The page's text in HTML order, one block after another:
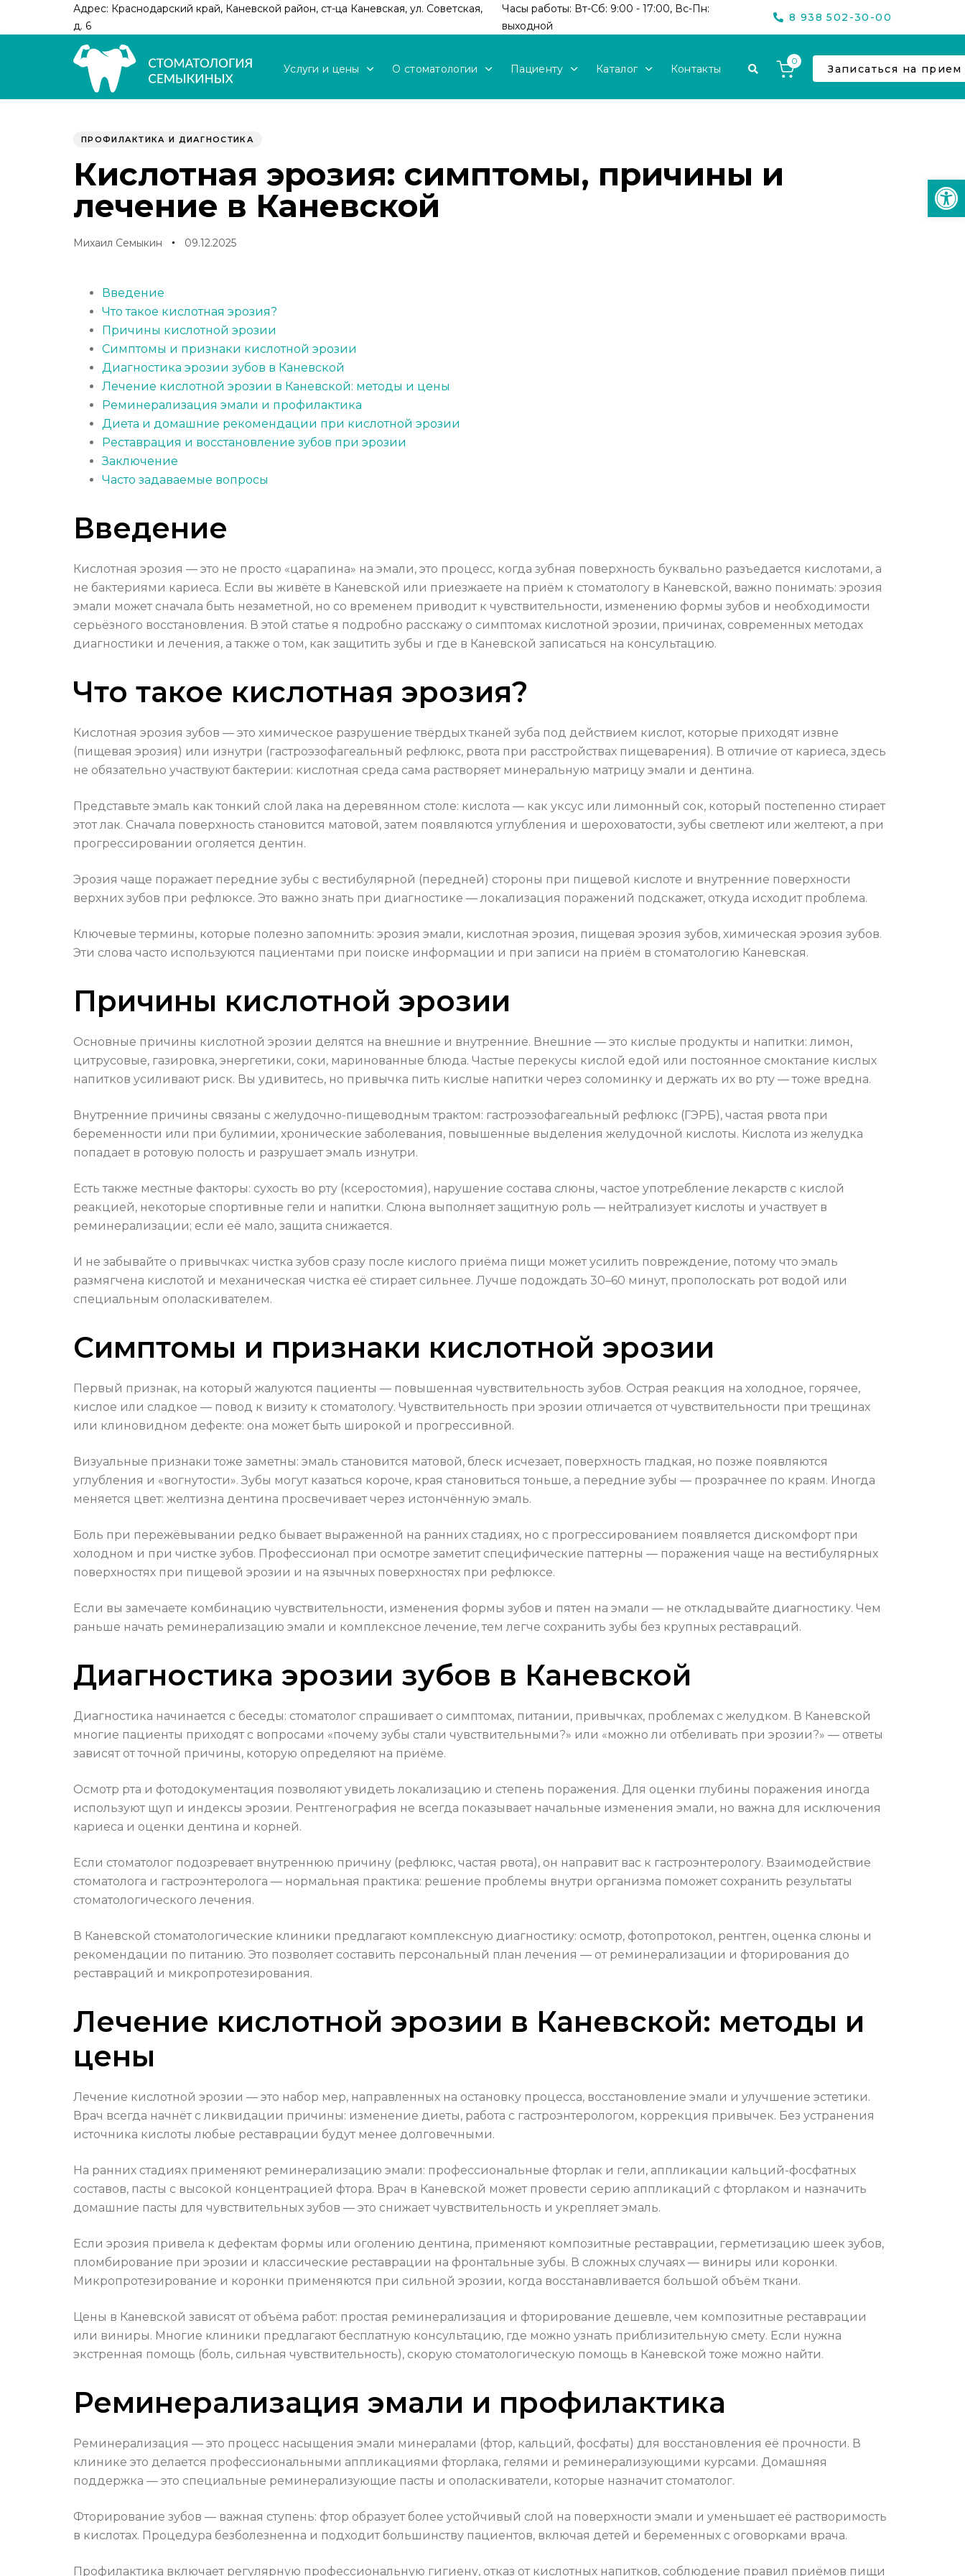
Адрес: Краснодарский край, Каневской район, ст-ца Каневская, ул. Советская,
д. 6
Часы работы: Вт-Сб: 9:00 - 17:00, Вс-Пн:
выходной
8 938 502-30-00
Услуги и цены О стоматологии Пациенту Каталог Контакты
0
Записаться на прием
ПРОФИЛАКТИКА И ДИАГНОСТИКА
Кислотная эрозия: симптомы, причины и
лечение в Каневской
Михаил Семыкин 09.12.2025
Введение
Что такое кислотная эрозия?
Причины кислотной эрозии
Симптомы и признаки кислотной эрозии
Диагностика эрозии зубов в Каневской
Лечение кислотной эрозии в Каневской: методы и цены
Реминерализация эмали и профилактика
Диета и домашние рекомендации при кислотной эрозии
Реставрация и восстановление зубов при эрозии
Заключение
Часто задаваемые вопросы
Введение
Кислотная эрозия — это не просто «царапина» на эмали, это процесс, когда зубная поверхность буквально разъедается кислотами, а
не бактериями кариеса. Если вы живёте в Каневской или приезжаете на приём к стоматологу в Каневской, важно понимать: эрозия
эмали может сначала быть незаметной, но со временем приводит к чувствительности, изменению формы зубов и необходимости
серьёзного восстановления. В этой статье я подробно расскажу о симптомах кислотной эрозии, причинах, современных методах
диагностики и лечения, а также о том, как защитить зубы и где в Каневской записаться на консультацию.
Что такое кислотная эрозия?
Кислотная эрозия зубов — это химическое разрушение твёрдых тканей зуба под действием кислот, которые приходят извне
(пищевая эрозия) или изнутри (гастроэзофагеальный рефлюкс, рвота при расстройствах пищеварения). В отличие от кариеса, здесь
не обязательно участвуют бактерии: кислотная среда сама растворяет минеральную матрицу эмали и дентина.
Представьте эмаль как тонкий слой лака на деревянном столе: кислота — как уксус или лимонный сок, который постепенно стирает
этот лак. Сначала поверхность становится матовой, затем появляются углубления и шероховатости, зубы светлеют или желтеют, а при
прогрессировании оголяется дентин.
Эрозия чаще поражает передние зубы с вестибулярной (передней) стороны при пищевой кислоте и внутренние поверхности
верхних зубов при рефлюксе. Это важно знать при диагностике — локализация поражений подскажет, откуда исходит проблема.
Ключевые термины, которые полезно запомнить: эрозия эмали, кислотная эрозия, пищевая эрозия зубов, химическая эрозия зубов.
Эти слова часто используются пациентами при поиске информации и при записи на приём в стоматологию Каневская.
Причины кислотной эрозии
Основные причины кислотной эрозии делятся на внешние и внутренние. Внешние — это кислые продукты и напитки: лимон,
цитрусовые, газировка, энергетики, соки, маринованные блюда. Частые перекусы кислой едой или постоянное смоктание кислых
напитков усиливают риск. Вы удивитесь, но привычка пить кислые напитки через соломинку и держать их во рту — тоже вредна.
Внутренние причины связаны с желудочно-пищеводным трактом: гастроэзофагеальный рефлюкс (ГЭРБ), частая рвота при
беременности или при булимии, хронические заболевания, повышенные выделения желудочной кислоты. Кислота из желудка
попадает в ротовую полость и разрушает эмаль изнутри.
Есть также местные факторы: сухость во рту (ксеростомия), нарушение состава слюны, частое употребление лекарств с кислой
реакцией, некоторые спортивные гели и напитки. Слюна выполняет защитную роль — нейтрализует кислоты и участвует в
реминерализации; если её мало, защита снижается.
И не забывайте о привычках: чистка зубов сразу после кислого приёма пищи может усилить повреждение, потому что эмаль
размягчена кислотой и механическая чистка её стирает сильнее. Лучше подождать 30–60 минут, прополоскать рот водой или
специальным ополаскивателем.
Симптомы и признаки кислотной эрозии
Первый признак, на который жалуются пациенты — повышенная чувствительность зубов. Острая реакция на холодное, горячее,
кислое или сладкое — повод к визиту к стоматологу. Чувствительность при эрозии отличается от чувствительности при трещинах
или клиновидном дефекте: она может быть широкой и прогрессивной.
Визуальные признаки тоже заметны: эмаль становится матовой, блеск исчезает, поверхность гладкая, но позже появляются
углубления и «вогнутости». Зубы могут казаться короче, края становиться тоньше, а передние зубы — прозрачнее по краям. Иногда
меняется цвет: желтизна дентина просвечивает через истончённую эмаль.
Боль при пережёвывании редко бывает выраженной на ранних стадиях, но с прогрессированием появляется дискомфорт при
холодном и при чистке зубов. Профессионал при осмотре заметит специфические паттерны — поражения чаще на вестибулярных
поверхностях при пищевой эрозии и на язычных поверхностях при рефлюксе.
Если вы замечаете комбинацию чувствительности, изменения формы зубов и пятен на эмали — не откладывайте диагностику. Чем
раньше начать реминерализацию эмали и комплексное лечение, тем легче сохранить зубы без крупных реставраций.
Диагностика эрозии зубов в Каневской
Диагностика начинается с беседы: стоматолог спрашивает о симптомах, питании, привычках, проблемах с желудком. В Каневской
многие пациенты приходят с вопросами «почему зубы стали чувствительными?» или «можно ли отбеливать при эрозии?» — ответы
зависят от точной причины, которую определяют на приёме.
Осмотр рта и фотодокументация позволяют увидеть локализацию и степень поражения. Для оценки глубины поражения иногда
используют щуп и индексы эрозии. Рентгенография не всегда показывает начальные изменения эмали, но важна для исключения
кариеса и оценки дентина и корней.
Если стоматолог подозревает внутреннюю причину (рефлюкс, частая рвота), он направит вас к гастроэнтерологу. Взаимодействие
стоматолога и гастроэнтеролога — нормальная практика: решение проблемы внутри организма поможет сохранить результаты
стоматологического лечения.
В Каневской стоматологические клиники предлагают комплексную диагностику: осмотр, фотопротокол, рентген, оценка слюны и
рекомендации по питанию. Это позволяет составить персональный план лечения — от реминерализации и фторирования до
реставраций и микропротезирования.
Лечение кислотной эрозии в Каневской: методы и
цены
Лечение кислотной эрозии — это набор мер, направленных на остановку процесса, восстановление эмали и улучшение эстетики.
Врач всегда начнёт с ликвидации причины: изменение диеты, работа с гастроэнтерологом, коррекция привычек. Без устранения
источника кислоты любые реставрации будут менее долговечными.
На ранних стадиях применяют реминерализацию эмали: профессиональные фторлак и гели, аппликации кальций-фосфатных
составов, пасты с высокой концентрацией фтора. Врач в Каневской может провести серию аппликаций с фторлаком и назначить
домашние пасты для чувствительных зубов — это снижает чувствительность и укрепляет эмаль.
Если эрозия привела к дефектам формы или оголению дентина, применяют композитные реставрации, герметизацию шеек зубов,
пломбирование при эрозии и классические реставрации на фронтальные зубы. В сложных случаях — виниры или коронки.
Микропротезирование и коронки применяются при сильной эрозии, когда восстанавливается большой объём ткани.
Цены в Каневской зависят от объёма работ: простая реминерализация и фторирование дешевле, чем композитные реставрации
или виниры. Многие клиники предлагают бесплатную консультацию, где можно узнать приблизительную смету. Если нужна
экстренная помощь (боль, сильная чувствительность), скорую стоматологическую помощь в Каневской тоже можно найти.
Реминерализация эмали и профилактика
Реминерализация — это процесс насыщения эмали минералами (фтор, кальций, фосфаты) для восстановления её прочности. В
клинике это делается профессиональными аппликациями фторлака, гелями и реминерализующими курсами. Домашняя
поддержка — это специальные реминерализующие пасты и ополаскиватели, которые назначит стоматолог.
Фторирование зубов — важная ступень: фтор образует более устойчивый слой на поверхности эмали и уменьшает её растворимость
в кислотах. Процедура безболезненна и подходит большинству пациентов, включая детей и беременных с оговорками врача.
Профилактика включает регулярную профессиональную гигиену, отказ от кислотных напитков, соблюдение правил приёмов пищи